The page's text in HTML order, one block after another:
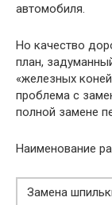
автомобиля.
Но качество
план,
«железных
проблема с
полной замене
Наименование
Замена